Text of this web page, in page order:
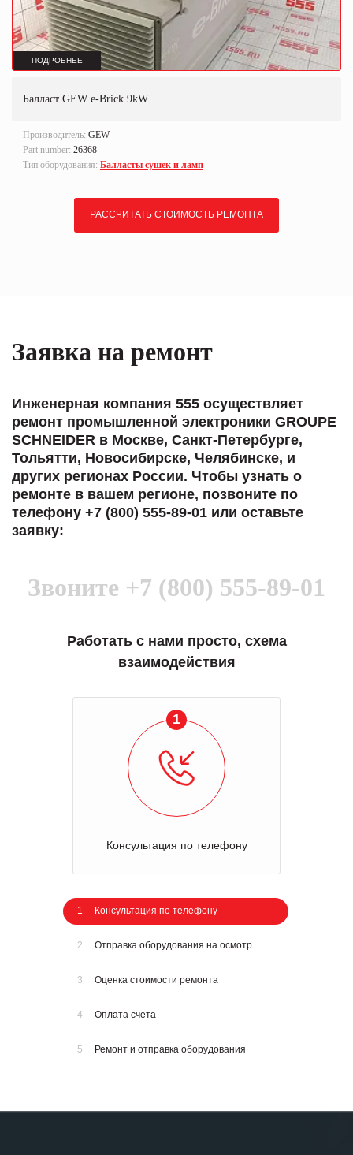
ПОДРОБНЕЕ
Балласт GEW e-Brick 9kW
Производитель: GEW
Part number: 26368
Тип оборудования: Балласты сушек и ламп
РАССЧИТАТЬ СТОИМОСТЬ РЕМОНТА
Заявка на ремонт
Инженерная компания 555 осуществляет
ремонт промышленной электроники GROUPE
SCHNEIDER в Москве, Санкт-Петербурге,
Тольятти, Новосибирске, Челябинске, и
других регионах России. Чтобы узнать о
ремонте в вашем регионе, позвоните по
телефону +7 (800) 555-89-01 или оставьте
заявку:
Звоните +7 (800) 555-89-01
Работать с нами просто, схема
взаимодействия
1
Консультация по телефону
1 Консультация по телефону
2 Отправка оборудования на осмотр
3 Оценка стоимости ремонта
4 Оплата счета
5 Ремонт и отправка оборудования